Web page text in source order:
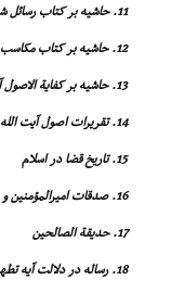
11. حاشیه بر کتاب رسائل شیخ انصارى
12. حاشیه بر کتاب مکاسب شیخ انصارى
13. حاشیه بر کفایة الاصول آخوند خراسانى
14. تقریرات اصول آیت الله حجت کوه کمرى
15. تاریخ قضا در اسلام
16. صدقات امیرالمؤمنین و صدیقه طاهره
17. حدیقة الصالحین
18. رساله در دلالت آیه تطهیر بر اهل بیت